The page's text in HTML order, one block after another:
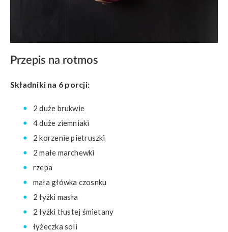
Przepis na rotmos
Składniki na 6 porcji:
2 duże brukwie
4 duże ziemniaki
2 korzenie pietruszki
2 małe marchewki
rzepa
mała główka czosnku
2 łyżki masła
2 łyżki tłustej śmietany
łyżeczka soli